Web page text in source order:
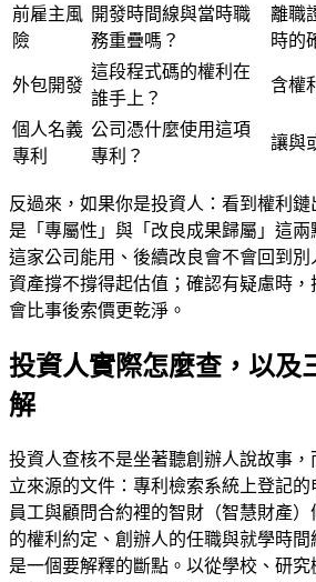
前雇主風
險
開發時間線與當時職
務重疊嗎？
離職
時的
外包開發
這段程式碼的權利在
誰手上？
含權
個人名義
專利
公司憑什麼使用這項
專利？
讓與
反過來，如果你是投資人：看到權利
是「專屬性」與「改良成果歸屬」這
這家公司能用、後續改良會不會回到
資產撐不撐得起估值；確認有疑慮時，
會比事後索價更乾淨。
投資人實際怎麼查，以及
解
投資人查核不是坐著聽創辦人說故事
立來源的文件：專利檢索系統上登記的
員工與顧問合約裡的智財（智慧財產
的權利約定、創辦人的任職與就學時
是一個要解釋的斷點。以從學校、研究